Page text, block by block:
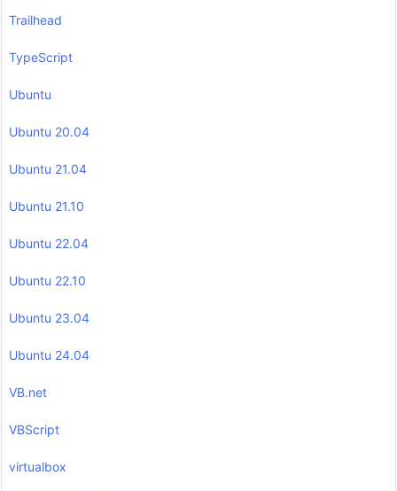
Trailhead
TypeScript
Ubuntu
Ubuntu 20.04
Ubuntu 21.04
Ubuntu 21.10
Ubuntu 22.04
Ubuntu 22.10
Ubuntu 23.04
Ubuntu 24.04
VB.net
VBScript
virtualbox